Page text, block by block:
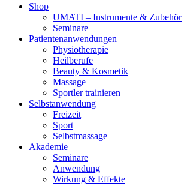
Shop
UMATI – Instrumente & Zubehör
Seminare
Patientenanwendungen
Physiotherapie
Heilberufe
Beauty & Kosmetik
Massage
Sportler trainieren
Selbstanwendung
Freizeit
Sport
Selbstmassage
Akademie
Seminare
Anwendung
Wirkung & Effekte